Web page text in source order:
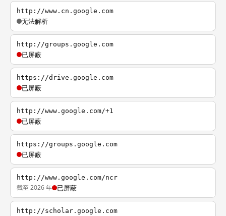
http://www.cn.google.com
无法解析
http://groups.google.com
已屏蔽
https://drive.google.com
已屏蔽
http://www.google.com/+1
已屏蔽
https://groups.google.com
已屏蔽
http://www.google.com/ncr
截至 2026 年 已屏蔽
http://scholar.google.com